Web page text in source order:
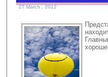
27 March , 2012